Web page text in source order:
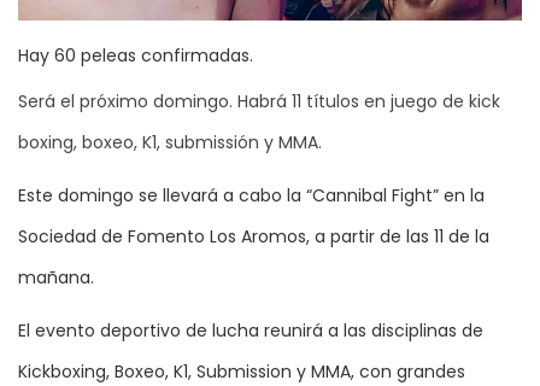
Hay 60 peleas confirmadas.
Será el próximo domingo. Habrá 11 títulos en juego de kick
boxing, boxeo, K1, submissión y MMA.
Este domingo se llevará a cabo la “Cannibal Fight” en la
Sociedad de Fomento Los Aromos, a partir de las 11 de la
mañana.
El evento deportivo de lucha reunirá a las disciplinas de
Kickboxing, Boxeo, K1, Submission y MMA, con grandes